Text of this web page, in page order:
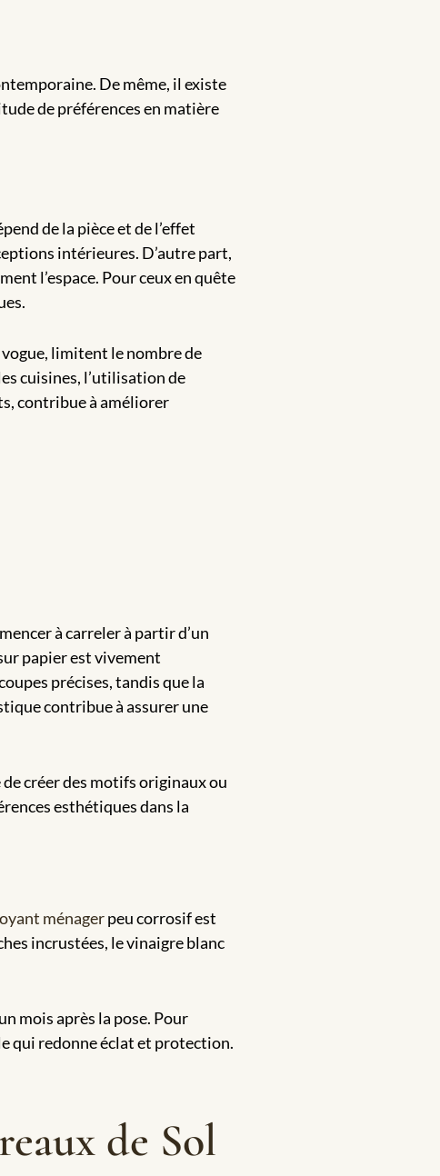
De même, il existe
de préférences en matière
de la pièce et de l’effet
intérieures. D’autre part,
l’espace. Pour ceux en quête
limitent le nombre de
cuisines, l’utilisation de
contribue à améliorer
à carreler à partir d’un
papier est vivement
précises, tandis que la
contribue à assurer une
créer des motifs originaux ou
esthétiques dans la
ménagerpeu corrosif est
incrustées, le vinaigre blanc
mois après la pose. Pour
qui redonne éclat et protection.
de Sol